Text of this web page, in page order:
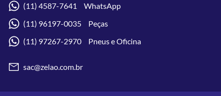
(11) 4587-7641 WhatsApp
(11) 96197-0035 Peças
(11) 97267-2970 Pneus e Oficina
sac@zelao.com.br